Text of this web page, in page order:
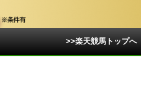
>>楽天競馬トップへ